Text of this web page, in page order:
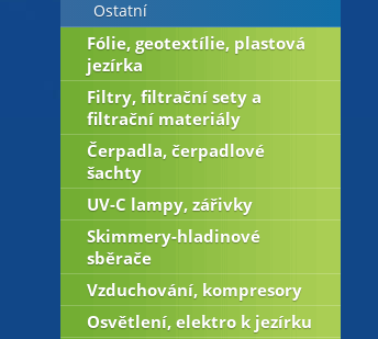
Ostatní
Fólie, geotextílie, plastová
jezírka
Filtry, filtrační sety a
filtrační materiály
Čerpadla, čerpadlové
šachty
UV-C lampy, zářivky
Skimmery-hladinové
sběrače
Vzduchování, kompresory
Osvětlení, elektro k jezírku